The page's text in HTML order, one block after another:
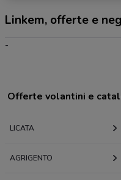
Linkem, offerte e
-
Offerte volantini e
LICATA
AGRIGENTO